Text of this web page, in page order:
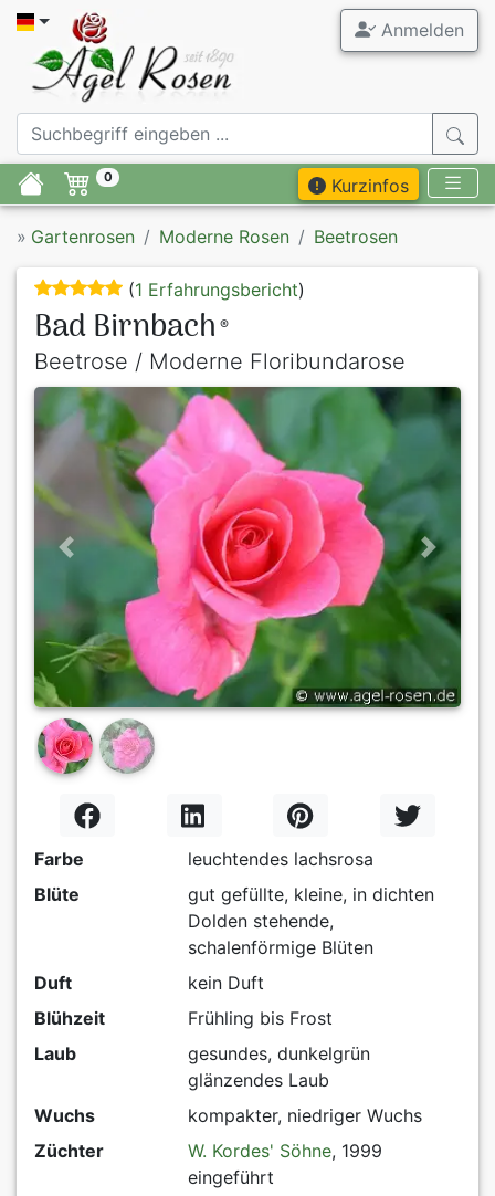
Anmelden
0 Kurzinfos
» Gartenrosen Moderne Rosen Beetrosen
(1 Erfahrungsbericht)
Bad Birnbach ®
Beetrose / Moderne Floribundarose
Previous Next
Farbe
leuchtendes lachsrosa
Blüte
gut gefüllte, kleine, in dichten
Dolden stehende,
schalenförmige Blüten
Duft
kein Duft
Blühzeit
Frühling bis Frost
Laub
gesundes, dunkelgrün
glänzendes Laub
Wuchs
kompakter, niedriger Wuchs
Züchter
W. Kordes' Söhne, 1999
eingeführt